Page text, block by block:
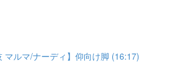
マルマ/ナーディ】仰向け脚 (16:17)